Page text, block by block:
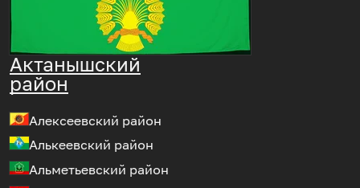
Актанышский
район
Алексеевский район
Алькеевский район
Альметьевский район